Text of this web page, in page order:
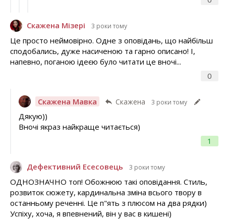
Скажена Мізері 3 роки тому
0
Це просто неймовірно. Одне з оповідань, що найбільш
сподобались, дуже насиченою та гарно описано! І,
напевно, поганою ідеєю було читати це вночі...
Скажена Мавка Скажена 3 роки тому
1
Дякую))
Вночі якраз найкраще читається)
Дефективний Есесовець 3 роки тому
ОДНОЗНАЧНО топ! Обожнюю такі оповідання. Стиль,
розвиток сюжету, кардинальна зміна всього твору в
останньому реченні. Це п"ять з плюсом на два рядки)
Успіху, хоча, я впевнений, він у вас в кишені)